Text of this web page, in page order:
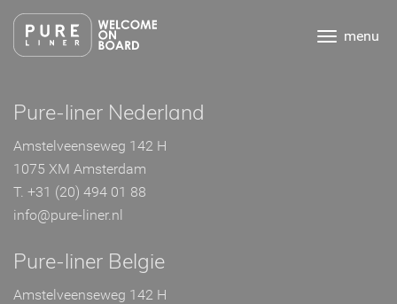
direct
naar
inhoud
menu
Pure-liner Nederland
Amstelveenseweg 142 H
1075 XM Amsterdam
T. +31 (20) 494 01 88
info@pure-liner.nl
Pure-liner Belgie
Amstelveenseweg 142 H